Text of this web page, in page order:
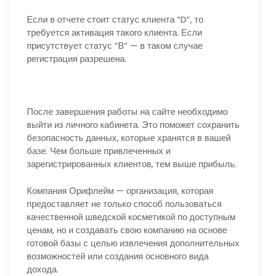
Если в отчете стоит статус клиента “D”, то
требуется активация такого клиента. Если
присутствует статус “В” — в таком случае
регистрация разрешена.
После завершения работы на сайте необходимо
выйти из личного кабинета. Это поможет сохранить
безопасность данных, которые хранятся в вашей
базе. Чем больше привлеченных и
зарегистрированных клиентов, тем выше прибыль.
Компания Орифлейм — организация, которая
предоставляет не только способ пользоваться
качественной шведской косметикой по доступным
ценам, но и создавать свою компанию на основе
готовой базы с целью извлечения дополнительных
возможностей или создания основного вида
дохода.